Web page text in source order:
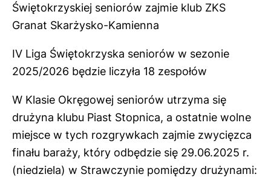
Świętokrzyskiej seniorów zajmie klub ZKS
Granat Skarżysko-Kamienna
IV Liga Świętokrzyska seniorów w sezonie
2025/2026 będzie liczyła 18 zespołów
W Klasie Okręgowej seniorów utrzyma się
drużyna klubu Piast Stopnica, a ostatnie wolne
miejsce w tych rozgrywkach zajmie zwycięzca
finału baraży, który odbędzie się 29.06.2025 r.
(niedziela) w Strawczynie pomiędzy drużynami: